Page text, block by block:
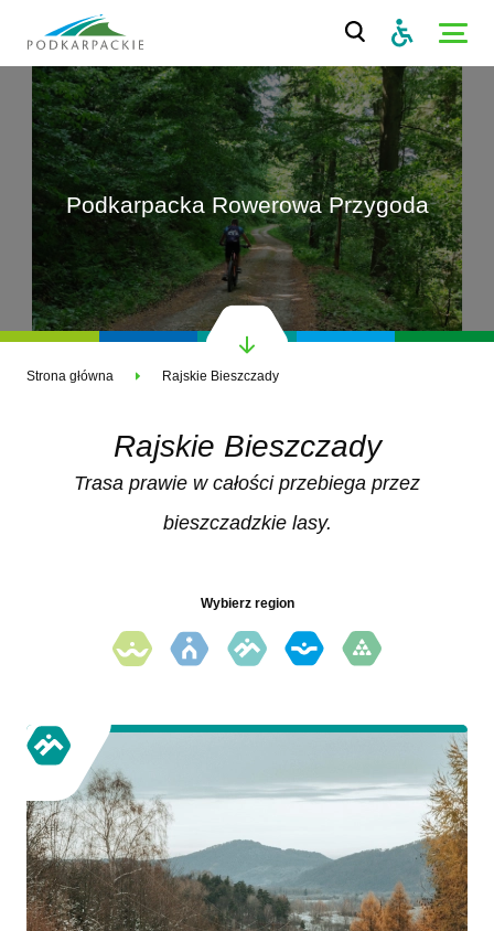
Podkarpacka Rowerowa Przygoda
Strona główna Rajskie Bieszczady
Rajskie Bieszczady
Trasa prawie w całości przebiega przez
bieszczadzkie lasy.
Wybierz region